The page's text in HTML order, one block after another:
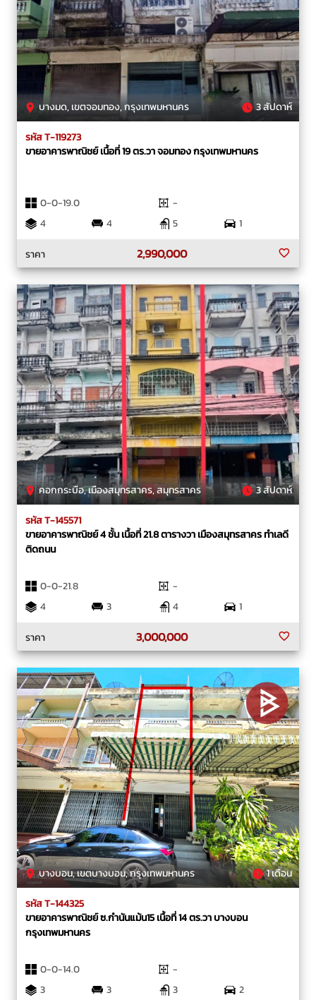
บางมด, เขตจอมทอง, กรุงเทพมหานคร 3 สัปดาห์
รหัส T-119273
ขายอาคารพาณิชย์ เนื้อที่ 19 ตร.วา จอมทอง กรุงเทพมหานคร
0-0-19.0
-
4
4 5
1
ราคา
2,990,000
คอกกระบือ, เมืองสมุทรสาคร, สมุทรสาคร 3 สัปดาห์
รหัส T-145571
ขายอาคารพาณิชย์ 4 ชั้น เนื้อที่ 21.8 ตารางวา เมืองสมุทรสาคร ทำเลดี
ติดถนน
0-0-21.8
-
4
3 4
1
ราคา
3,000,000
บางบอน, เขตบางบอน, กรุงเทพมหานคร 1 เดือน
รหัส T-144325
ขายอาคารพาณิชย์ ซ.กำนันแม้น15 เนื้อที่ 14 ตร.วา บางบอน
กรุงเทพมหานคร
0-0-14.0
-
3
3 3 2